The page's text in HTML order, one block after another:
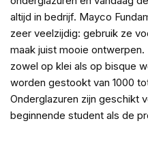
altijd in bedrijf. Mayco
zeer veelzijdig: gebruik ze
maak juist mooie
zowel op klei als op bisque
worden gestookt van 1000
Onderglazuren zijn geschikt
beginnende student als de